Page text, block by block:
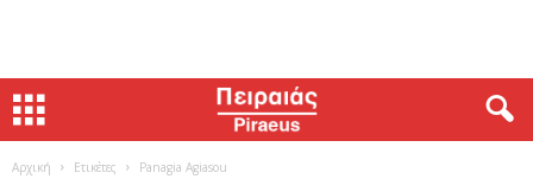
Αρχική Ετικέτες Panagia Agiasou